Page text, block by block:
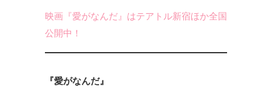
映画『愛がなんだ』はテアトル新宿ほか全国
公開中！
『愛がなんだ』